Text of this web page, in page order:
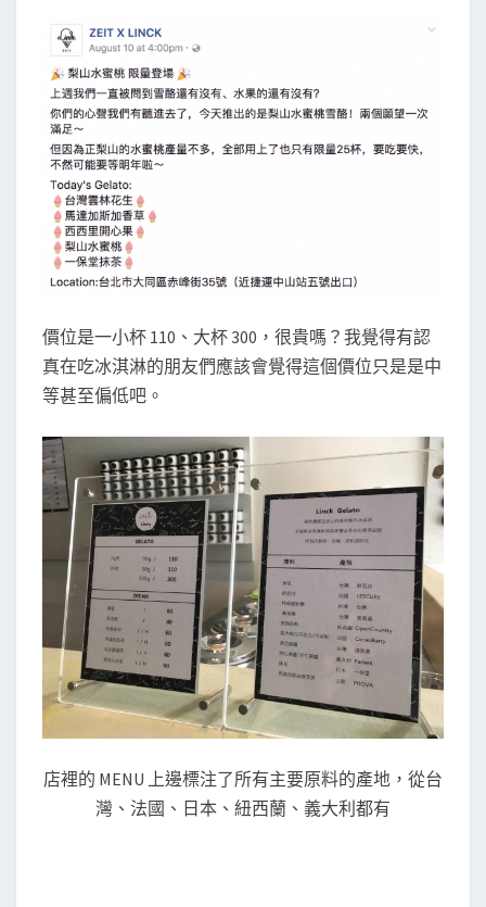
價位是一小杯 110、大杯 300，很貴嗎？我覺得有認
真在吃冰淇淋的朋友們應該會覺得這個價位只是是中
等甚至偏低吧。
店裡的 MENU 上邊標注了所有主要原料的產地，從台
灣、法國、日本、紐西蘭、義大利都有